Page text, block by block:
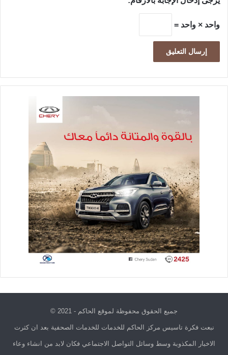
واحد × واحد =
جميع الحقوق محفوظة لموقع الحاكم - 2021 ©
نبعت فكرة تاسيس مركز الحاكم للخدمات للخدمات الصحفية بعد ان كثرت
الاخبار المكذوبة وسط وسائل التواصل الاجتماعي فكان لابد من انشاء وعاء